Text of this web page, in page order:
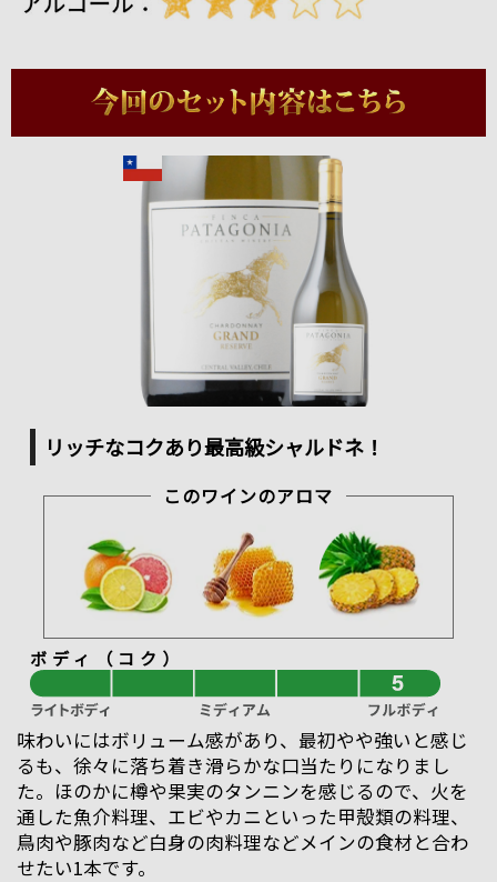
リッチなコクあり最高級シャルドネ！
このワインのアロマ
ボディ（コク）
味わいにはボリューム感があり、最初やや強いと感じ
るも、徐々に落ち着き滑らかな口当たりになりまし
た。ほのかに樽や果実のタンニンを感じるので、火を
通した魚介料理、エビやカニといった甲殻類の料理、
鳥肉や豚肉など白身の肉料理などメインの食材と合わ
せたい1本です。